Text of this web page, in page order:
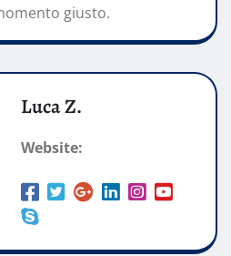
giusto.
Luca Z.
Website: